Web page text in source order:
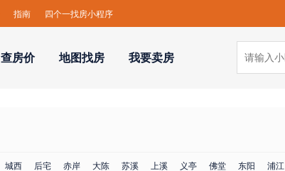
指南 四个一找房小程序
查房价 地图找房 我要卖房
城西 后宅 赤岸 大陈 苏溪 上溪 义亭 佛堂 东阳 浦江